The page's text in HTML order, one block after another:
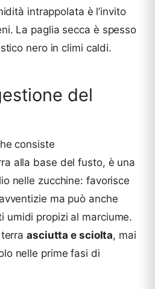
intrappolata è l’invito
La paglia secca è spesso
nero in climi caldi.
del
consiste
alla base del fusto, è una
nelle zucchine: favorisce
ma può anche
umidi propizi al marciume.
terraasciutta e sciolta, mai
nelle prime fasi di